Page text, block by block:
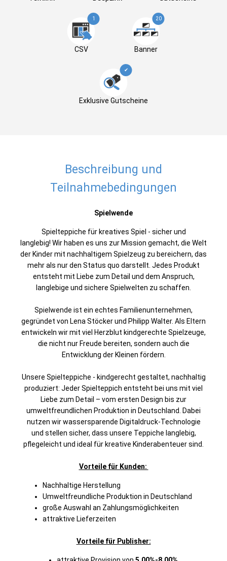
1
CSV
20
Banner
✔
Exklusive Gutscheine
Beschreibung und
Teilnahmebedingungen
Spielwende
Spielteppiche für kreatives Spiel - sicher und
langlebig! Wir haben es uns zur Mission gemacht, die Welt
der Kinder mit nachhaltigem Spielzeug zu bereichern, das
mehr als nur den Status quo darstellt. Jedes Produkt
entsteht mit Liebe zum Detail und dem Anspruch,
langlebige und sichere Spielwelten zu schaffen.
Spielwende ist ein echtes Familienunternehmen,
gegründet von Lena Stöcker und Philipp Walter. Als Eltern
entwickeln wir mit viel Herzblut kindgerechte Spielzeuge,
die nicht nur Freude bereiten, sondern auch die
Entwicklung der Kleinen fördern.
Unsere Spielteppiche - kindgerecht gestaltet, nachhaltig
produziert: Jeder Spielteppich entsteht bei uns mit viel
Liebe zum Detail – vom ersten Design bis zur
umweltfreundlichen Produktion in Deutschland. Dabei
nutzen wir wassersparende Digitaldruck-Technologie
und stellen sicher, dass unsere Teppiche langlebig,
pflegeleicht und ideal für kreative Kinderabenteuer sind.
Vorteile für Kunden:
Nachhaltige Herstellung
Umweltfreundliche Produktion in Deutschland
große Auswahl an Zahlungsmöglichkeiten
attraktive Lieferzeiten
Vorteile für Publisher: